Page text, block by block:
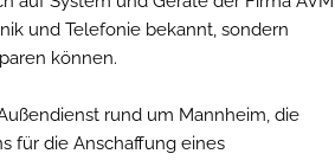
und Telefonie bekannt, sondern
können.
rund um Mannheim, die
für die Anschaffung eines